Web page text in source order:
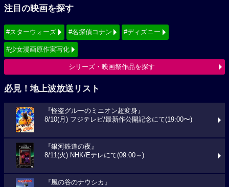
注目の映画を探す
#スターウォーズ #名探偵コナン #ディズニー
#少女漫画原作実写化
シリーズ・映画祭作品を探す
必見！地上波放送リスト
『怪盗グルーのミニオン超変身』
8/10(月) フジテレビ/最新作公開記念にて(19:00〜)
『銀河鉄道の夜』
8/11(火) NHK/Eテレにて(09:00～)
『風の谷のナウシカ』